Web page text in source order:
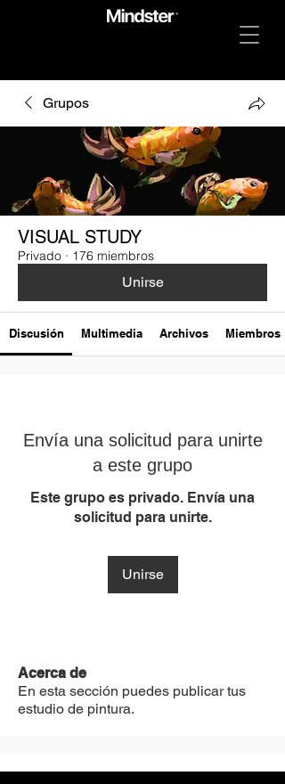
Grupos
VISUAL STUDY
Privado · 176 miembros
Unirse
Discusión Multimedia Archivos Miembros
Envía una solicitud para unirte
a este grupo
Este grupo es privado. Envía una
solicitud para unirte.
Unirse
Acerca de
En esta sección puedes publicar tus
estudio de pintura.